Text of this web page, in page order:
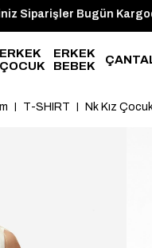
Verdiğiniz Siparişler
ERKEK
ÇOCUK
ERKEK
BEBEK
T-SHIRT Nk Kız